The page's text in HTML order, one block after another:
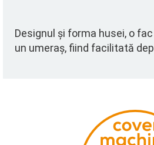
Designul și forma husei, o
un umeraș, fiind facilitată